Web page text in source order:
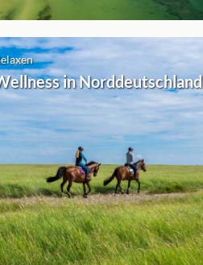
in Norddeutschland